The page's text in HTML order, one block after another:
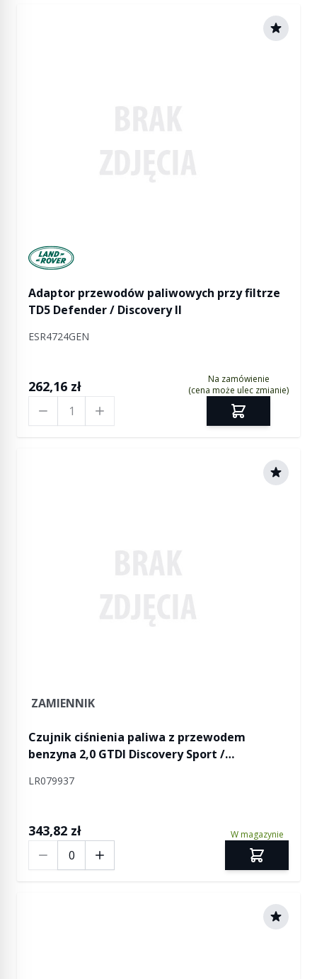
Manufactured by Land rover
Adaptor przewodów paliwowych przy filtrze
TD5 Defender / Discovery II
ESR4724GEN
262,16 zł
Na zamówienie
(cena może ulec zmianie)
ZAMIENNIK
Czujnik ciśnienia paliwa z przewodem
benzyna 2,0 GTDI Discovery Sport /
LR079937
343,82 zł W magazynie